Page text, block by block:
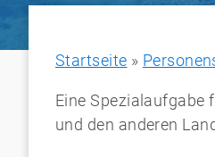
Startseite »
Eine Spezialaufgabe
und den anderen